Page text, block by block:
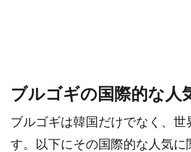
ブルゴギの国際的な人
ブルゴギは韓国だけでなく、世
す。以下にその国際的な人気に